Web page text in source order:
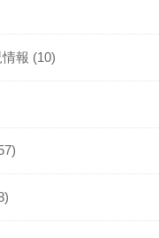
報 (10)